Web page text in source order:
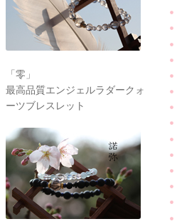
「零」
最高品質エンジェルラダークォ
ーツブレスレット